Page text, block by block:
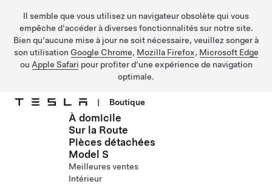
Il semble que vous utilisez un navigateur obsolète qui vous
empêche d'accéder à diverses fonctionnalités sur notre site.
Bien qu'aucune mise à jour ne soit nécessaire, veuillez songer à
son utilisation Google Chrome, Mozilla Firefox, Microsoft Edge
ou Apple Safari pour profiter d'une expérience de navigation
optimale.
Passer au contenu principal
| Boutique
À domicile
Sur la Route
Pièces détachées
Model S
Meilleures ventes
Intérieur